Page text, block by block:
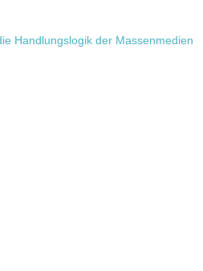
Handlungslogik der Massenmedien